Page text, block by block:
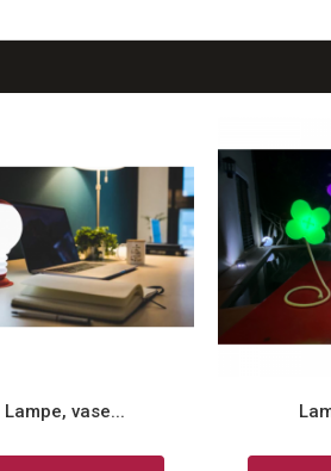
Lampe, vase...